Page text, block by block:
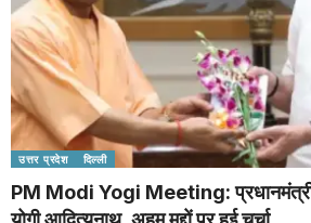
उत्तर प्रदेश दिल्ली
PM Modi Yogi Meeting: प्रधानमंत्री